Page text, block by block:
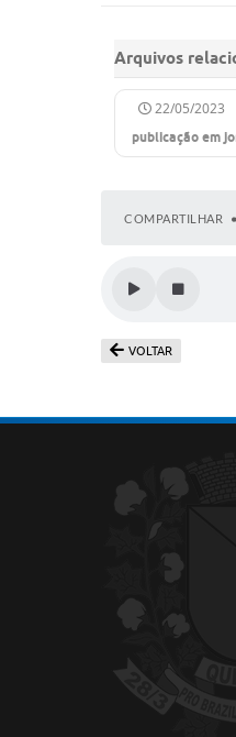
Arquivos
22/05/2023
publicação em
COMPARTILHAR
VOLTAR